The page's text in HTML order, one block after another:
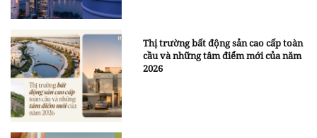
Thị trường bất động sản cao cấp toàn
cầu và những tâm điểm mới của năm
2026